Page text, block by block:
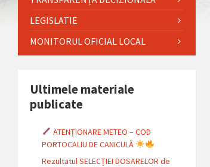
LEGISLATIE
MONITORUL OFICIAL LOCAL
Ultimele materiale
publicate
ATENȚIONARE METEO – COD
PORTOCALIU DE CANICULĂ
Rezultatul SELECȚIEI DOSARELOR de